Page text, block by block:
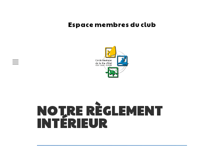
Espace membres du club
NOTRE RÈGLEMENT
INTÉRIEUR